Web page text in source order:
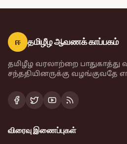
ஈ தமிழீழ ஆவணக் காப்பகம்
தமிழீழ வரலாற்றை பாதுகாத்து
சந்ததியினருக்கு வழங்குவதே
விரைவு இணைப்புகள்